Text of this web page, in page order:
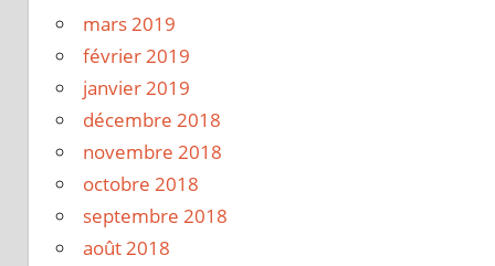
mars 2019
février 2019
janvier 2019
décembre 2018
novembre 2018
octobre 2018
septembre 2018
août 2018